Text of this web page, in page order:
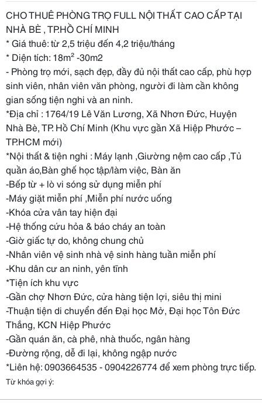
CHO THUÊ PHÒNG TRỌ FULL NỘI THẤT CAO CẤP TẠI
NHÀ BÈ , TP.HỒ CHÍ MINH
* Giá thuê: từ 2,5 triệu đến 4,2 triệu/tháng
* Diện tích: 18m² -30m2
- Phòng trọ mới, sạch đẹp, đầy đủ nội thất cao cấp, phù hợp
sinh viên, nhân viên văn phòng, người đi làm cần không
gian sống tiện nghi và an ninh.
*Địa chỉ : 1764/19 Lê Văn Lương, Xã Nhơn Đức, Huyện
Nhà Bè, TP. Hồ Chí Minh (Khu vực gần Xã Hiệp Phước –
TP.HCM mới)
*Nội thất & tiện nghi : Máy lạnh ,Giường nệm cao cấp ,Tủ
quần áo,Bàn ghế học tập/làm việc, Bàn ăn
-Bếp từ + lò vi sóng sử dụng miễn phí
-Máy giặt miễn phí ,Miễn phí nước uống
-Khóa cửa vân tay hiện đại
-Hệ thống cứu hỏa & báo cháy an toàn
-Giờ giấc tự do, không chung chủ
-Nhân viên vệ sinh nhà vệ sinh hàng tuần miễn phí
-Khu dân cư an ninh, yên tĩnh
*Tiện ích khu vực
-Gần chợ Nhơn Đức, cửa hàng tiện lợi, siêu thị mini
-Thuận tiện di chuyển đến Đại học Mở, Đại học Tôn Đức
Thắng, KCN Hiệp Phước
-Gần quán ăn, cà phê, nhà thuốc, ngân hàng
-Đường rộng, dễ đi lại, không ngập nước
*Liên hệ: 0903664535 - 0904226774 để xem phòng trực tiếp.
Từ khóa gợi ý: